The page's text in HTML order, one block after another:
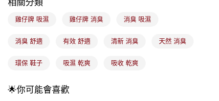
消。如遇「轉專審核」未通過狀況，表示未達大哥付你分期系統評分，恕無
【繳款方式說明】
醒簡訊。
2.透過簡訊連結打開帳單後，可選擇「超商條碼／台灣大直營門市／銀行轉
用戶於交易時，得透過本服務購買商品或服務，並由商店將買賣／分期付款
付款後全家取貨
每筆NT$100，滿NT$899(含以上)免運費
每筆NT$100，滿NT$899(含以上)免運費
相關分類
雞仔牌 吸濕 雞仔牌 消臭 消臭 吸濕
消臭 舒適 有效 舒適 清新 消臭 天然 消臭
環保 鞋子 吸濕 乾爽 吸收 乾爽
🌟你可能會喜歡